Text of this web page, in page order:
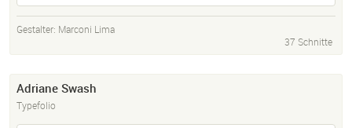
Gestalter: Marconi Lima
37 Schnitte
Adriane Swash
Typefolio